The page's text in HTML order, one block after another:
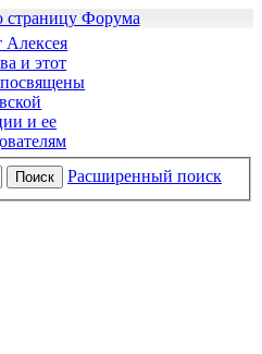
Поиск Расширенный поиск